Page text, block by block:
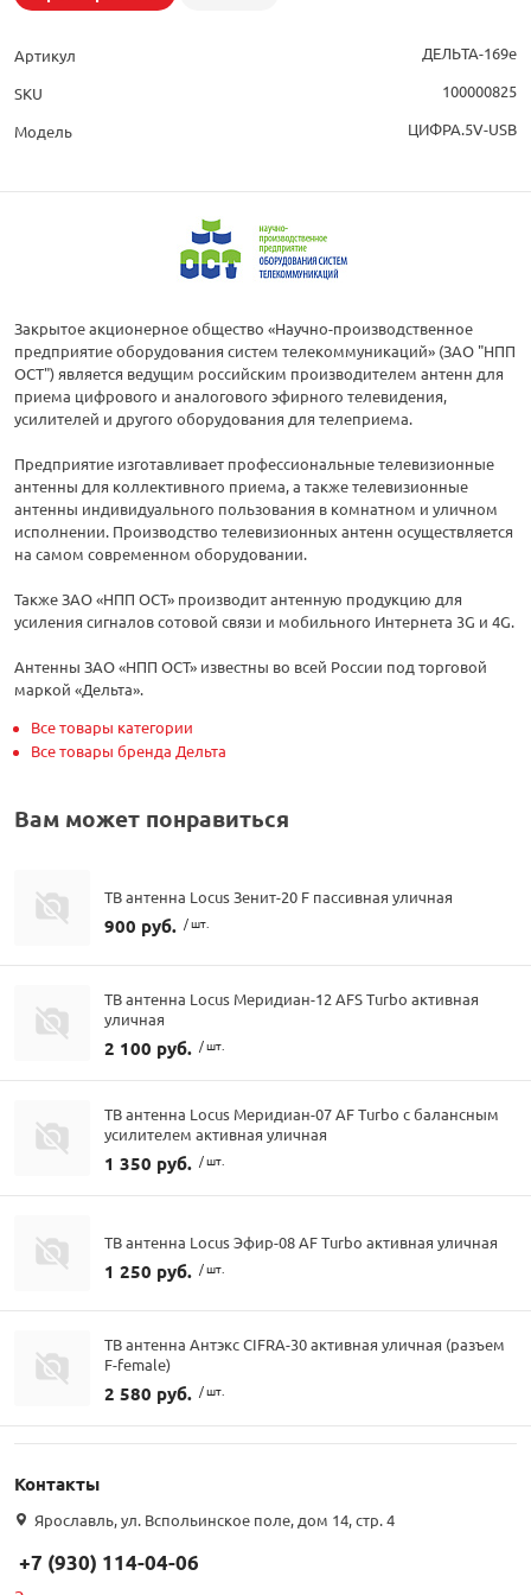
Артикул
ДЕЛЬТА-169е
SKU
100000825
Модель
ЦИФРА.5V-USB
Закрытое акционерное общество «Научно-производственное
предприятие оборудования систем телекоммуникаций» (ЗАО "НПП
ОСТ") является ведущим российским производителем антенн для
приема цифрового и аналогового эфирного телевидения,
усилителей и другого оборудования для телеприема.
Предприятие изготавливает профессиональные телевизионные
антенны для коллективного приема, а также телевизионные
антенны индивидуального пользования в комнатном и уличном
исполнении. Производство телевизионных антенн осуществляется
на самом современном оборудовании.
Также ЗАО «НПП ОСТ» производит антенную продукцию для
усиления сигналов сотовой связи и мобильного Интернета 3G и 4G.
Антенны ЗАО «НПП ОСТ» известны во всей России под торговой
маркой «Дельта».
Все товары категории
Все товары бренда Дельта
Вам может понравиться
ТВ антенна Locus Зенит-20 F пассивная уличная
900 руб. / шт.
ТВ антенна Locus Меридиан-12 AFS Turbo активная
уличная
2 100 руб. / шт.
ТВ антенна Locus Меридиан-07 AF Turbo с балансным
усилителем активная уличная
1 350 руб. / шт.
ТВ антенна Locus Эфир-08 AF Turbo активная уличная
1 250 руб. / шт.
ТВ антенна Антэкс CIFRA-30 активная уличная (разъем
F-female)
2 580 руб. / шт.
Контакты
Ярославль, ул. Вспольинское поле, дом 14, стр. 4
+7 (930) 114-04-06